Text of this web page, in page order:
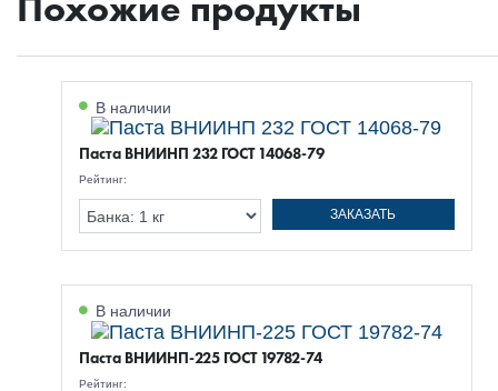
В наличии
Паста ВНИИНП 232 ГОСТ 14068-79
Рейтинг:
ЗАКАЗАТЬ
В наличии
Паста ВНИИНП-225 ГОСТ 19782-74
Рейтинг: